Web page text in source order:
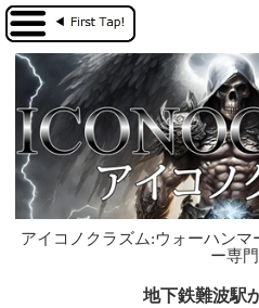
アイコノクラズム:ウォーハン
ー専
地下鉄難波駅